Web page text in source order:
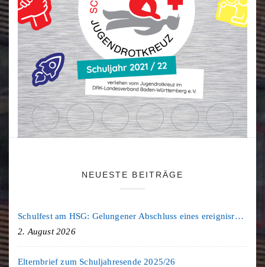
NEUESTE BEITRÄGE
Schulfest am HSG: Gelungener Abschluss eines ereignisreichen Schuljahres
2. August 2026
Elternbrief zum Schuljahresende 2025/26